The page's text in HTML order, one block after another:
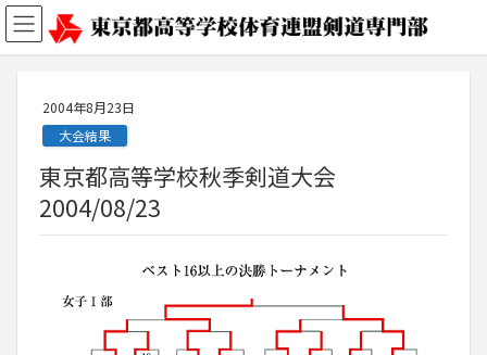
2004年8月23日
大会結果
東京都高等学校秋季剣道大会
2004/08/23